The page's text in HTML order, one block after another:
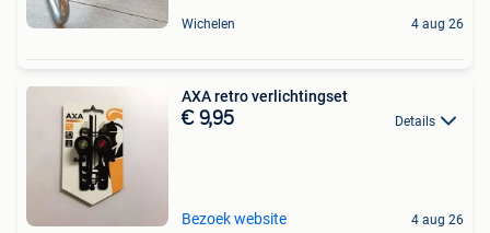
Wichelen 4 aug 26
AXA retro verlichtingset
€ 9,95 Details
Bezoek website 4 aug 26